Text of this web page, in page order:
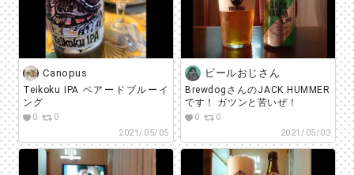
Canopus
Teikoku IPA ベアードブルーイ
ング
0
0
2021/05/05
ビールおじさん
BrewdogさんのJACK HUMMER
です！ ガツンと苦いぜ！
0
0
2021/05/03